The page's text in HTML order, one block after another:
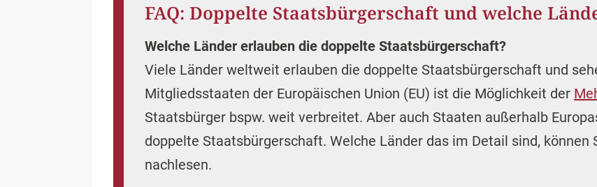
FAQ: Doppelte Staatsbürgerschaft und welche
Welche Länder erlauben die doppelte Staatsbürgerschaft?
Viele Länder weltweit erlauben die doppelte Staatsbürgerschaft und
Mitgliedsstaaten der Europäischen Union (EU) ist die Möglichkeit der
Staatsbürger bspw. weit verbreitet. Aber auch Staaten außerhalb
doppelte Staatsbürgerschaft. Welche Länder das im Detail sind, können
nachlesen.